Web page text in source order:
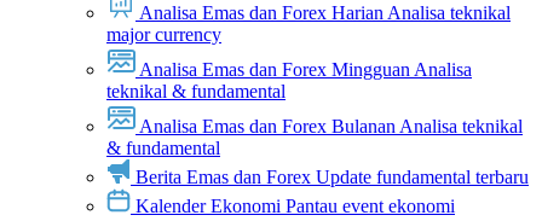
Analisa Emas dan Forex Harian Analisa teknikal
major currency
Analisa Emas dan Forex Mingguan Analisa
teknikal & fundamental
Analisa Emas dan Forex Bulanan Analisa teknikal
& fundamental
Berita Emas dan Forex Update fundamental terbaru
Kalender Ekonomi Pantau event ekonomi